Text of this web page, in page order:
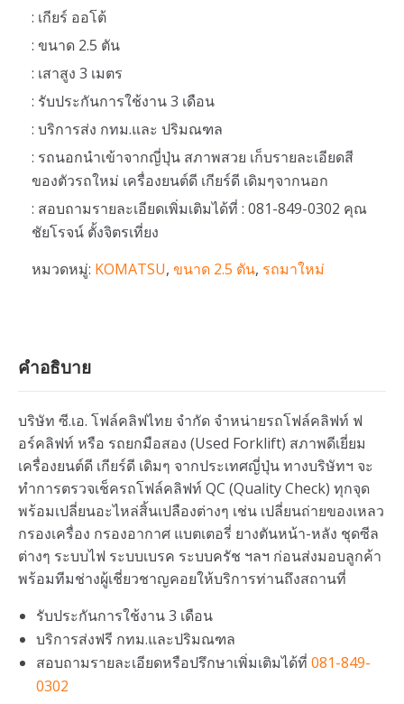
: เกียร์ ออโต้
: ขนาด 2.5 ตัน
: เสาสูง 3 เมตร
: รับประกันการใช้งาน 3 เดือน
: บริการส่ง กทม.และ ปริมณฑล
: รถนอกนำเข้าจากญี่ปุ่น สภาพสวย เก็บรายละเอียดสี
ของตัวรถใหม่ เครื่องยนต์ดี เกียร์ดี เดิมๆจากนอก
: สอบถามรายละเอียดเพิ่มเติมได้ที่ : 081-849-0302 คุณ
ชัยโรจน์ ตั้งจิตรเที่ยง
หมวดหมู่: KOMATSU, ขนาด 2.5 ตัน, รถมาใหม่
คำอธิบาย
บริษัท ซี.เอ. โฟล์คลิฟไทย จำกัด จำหน่ายรถโฟล์คลิฟท์ ฟ
อร์คลิฟท์ หรือ รถยกมือสอง (Used Forklift) สภาพดีเยี่ยม
เครื่องยนต์ดี เกียร์ดี เดิมๆ จากประเทศญี่ปุ่น ทางบริษัทฯ จะ
ทำการตรวจเช็ครถโฟล์คลิฟท์ QC (Quality Check) ทุกจุด
พร้อมเปลี่ยนอะไหล่สิ้นเปลืองต่างๆ เช่น เปลี่ยนถ่ายของเหลว
กรองเครื่อง กรองอากาศ แบตเตอรี่ ยางตันหน้า-หลัง ชุดซีล
ต่างๆ ระบบไฟ ระบบเบรค ระบบครัช ฯลฯ ก่อนส่งมอบลูกค้า
พร้อมทีมช่างผู้เชี่ยวชาญคอยให้บริการท่านถึงสถานที่
รับประกันการใช้งาน 3 เดือน
บริการส่งฟรี กทม.และปริมณฑล
สอบถามรายละเอียดหรือปรึกษาเพิ่มเติมได้ที่ 081-849-
0302